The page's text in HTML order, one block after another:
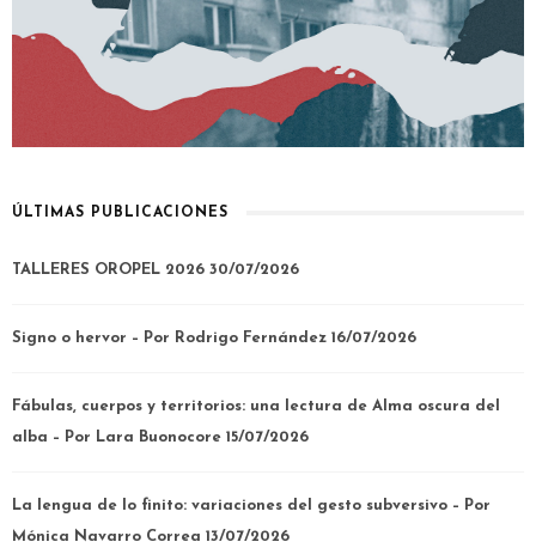
ÚLTIMAS PUBLICACIONES
TALLERES OROPEL 2026 30/07/2026
Signo o hervor – Por Rodrigo Fernández 16/07/2026
Fábulas, cuerpos y territorios: una lectura de Alma oscura del
alba – Por Lara Buonocore 15/07/2026
La lengua de lo finito: variaciones del gesto subversivo – Por
Mónica Navarro Correa 13/07/2026